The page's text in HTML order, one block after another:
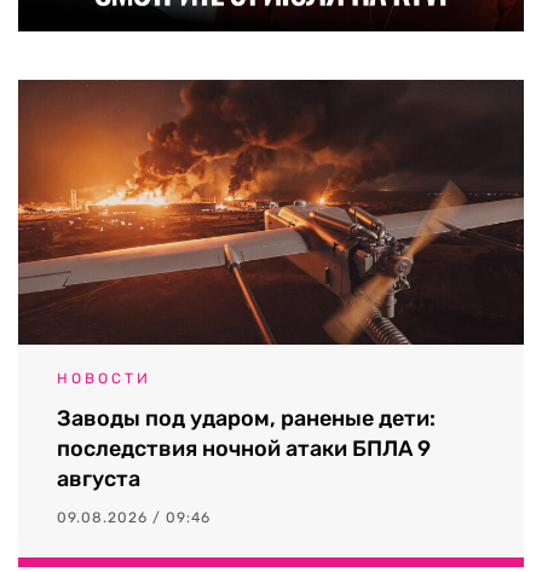
НОВОСТИ
Заводы под ударом, раненые дети:
последствия ночной атаки БПЛА 9
августа
09.08.2026 / 09:46